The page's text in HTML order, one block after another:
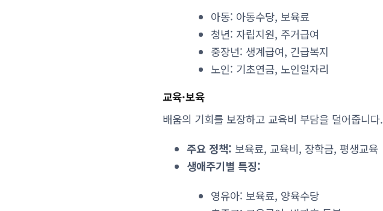
아동: 아동수당, 보육료
청년: 자립지원, 주거급여
중장년: 생계급여, 긴급복지
노인: 기초연금, 노인일자리
교육·보육
배움의 기회를 보장하고 교육비 부담을 덜어줍니다.
주요 정책: 보육료, 교육비, 장학금, 평생교육
생애주기별 특징:
영유아: 보육료, 양육수당